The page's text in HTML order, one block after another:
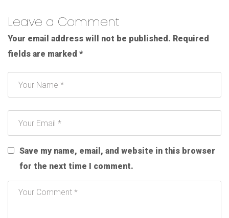
Leave a Comment
Your email address will not be published. Required
fields are marked *
Save my name, email, and website in this browser
for the next time I comment.